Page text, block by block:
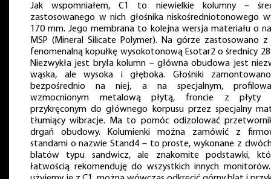
Jak wspomniałem, C1 to niewielkie kolumny –
zastosowanego w nich głośnika niskośredniotonowego
170 mm. Jego membrana to kolejna wersja materiału o
MSP (Mineral Silicate Polymer). Na górze zastosowano z
fenomenalną kopułkę wysokotonową Esotar2 o średnicy
Niezwykła jest bryła kolumn – główna obudowa jest
wąska, ale wysoka i głęboka. Głośniki
bezpośrednio na niej, a na specjalnym,
wzmocnionym metalową płytą, froncie z płyty
przykręconym do głównego korpusu przez specjalny
tłumiący wibracje. Ma to pomóc odizolować
drgań obudowy. Kolumienki można zamówić z
standami o nazwie Stand4 – to proste, wykonane z
blatów typu sandwicz, ale znakomite podstawki,
łatwością rekomenduję do wszystkich innych monitorów.